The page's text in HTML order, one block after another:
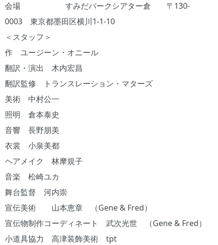
会場 すみだパークシアター倉 〒130-
0003 東京都墨田区横川1-1-10
＜スタッフ＞
作 ユージーン・オニール
翻訳・演出 木内宏昌
翻訳監修 トランスレーション・マターズ
美術 中村公一
照明 倉本泰史
音響 長野朋美
衣裳 小泉美都
ヘアメイク 林摩規子
音楽 松崎ユカ
舞台監督 河内崇
宣伝美術 山本恵章 （Gene & Fred）
宣伝物制作コーディネート 武次光世 （Gene & Fred）
小道具協力 高津装飾美術 tpt